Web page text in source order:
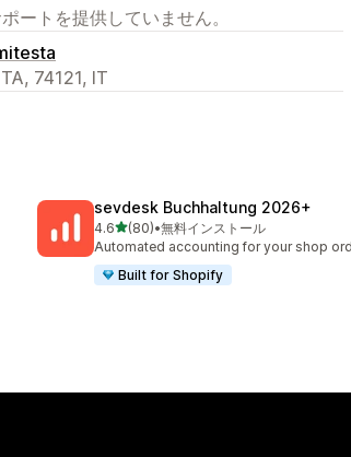
ートを提供していません。
74121, IT
sevdesk Buchhaltung 2026+
4.65つ星中
(80)
合計レビュー数：80件
•無料インストール
Automated accounting for your shop
Built for Shopify